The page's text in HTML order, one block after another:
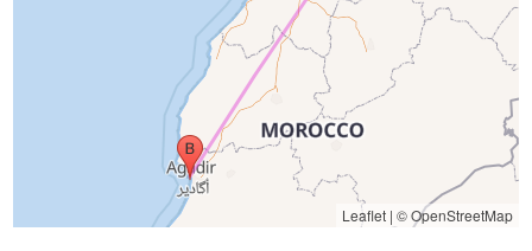
Leaflet| © OpenStreetMap